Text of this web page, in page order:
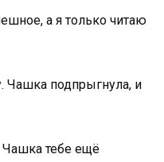
а я только читаю
Чашка подпрыгнула, и
Чашка тебе ещё